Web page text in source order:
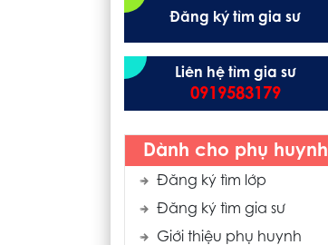
Đăng ký tìm gia sư
Liên hệ tìm gia sư
0919583179
Dành cho phụ huynh
Đăng ký tìm lớp
Đăng ký tìm gia sư
Giới thiệu phụ huynh